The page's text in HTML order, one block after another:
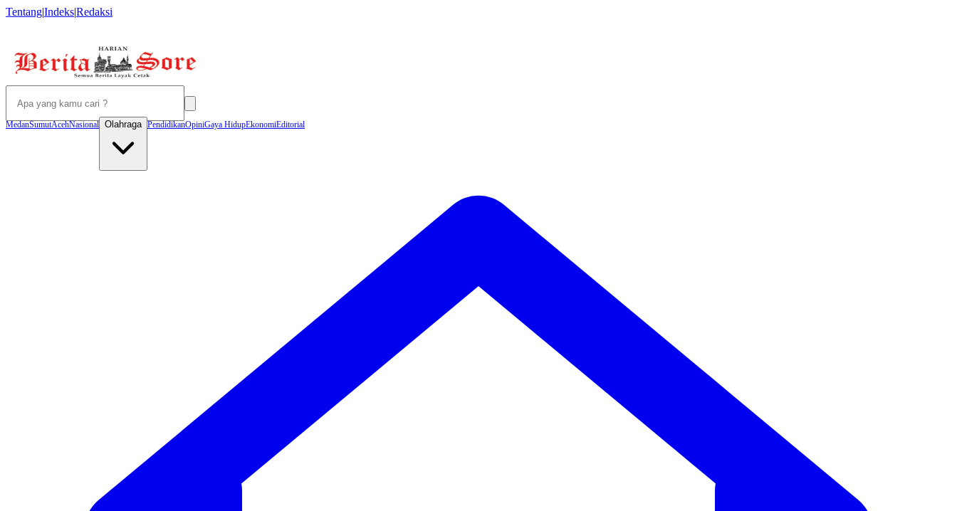
Tentang|Indeks|Redaksi
MedanSumutAcehNasional Olahraga PendidikanOpiniGaya HidupEkonomiEditorial